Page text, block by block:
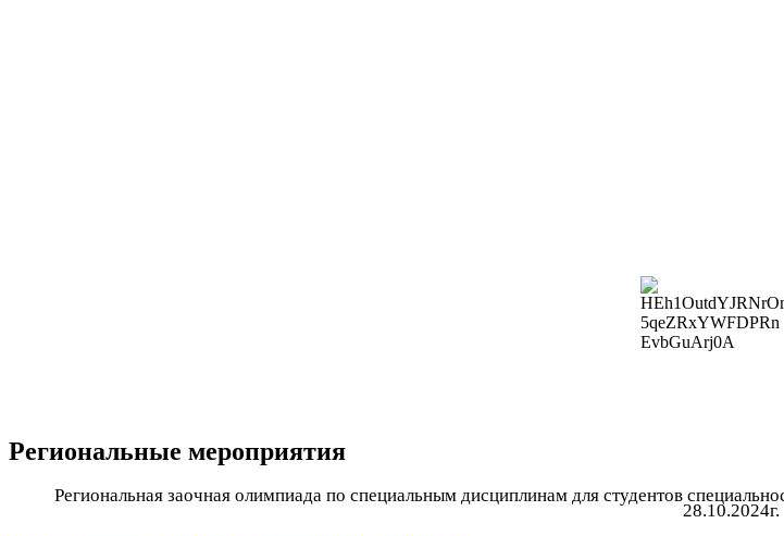
Региональные мероприятия
Региональная заочная олимпиада по специальным дисциплинам для студентов
28.10.2024г.